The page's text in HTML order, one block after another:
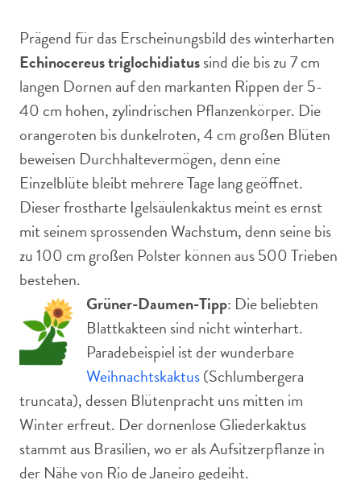
Prägend für das Erscheinungsbild des winterharten
Echinocereus triglochidiatussind die bis zu 7 cm
langen Dornen auf den markanten Rippen der 5-
40 cm hohen, zylindrischen Pflanzenkörper. Die
orangeroten bis dunkelroten, 4 cm großen Blüten
beweisen Durchhaltevermögen, denn eine
Einzelblüte bleibt mehrere Tage lang geöffnet.
Dieser frostharte Igelsäulenkaktus meint es ernst
mit seinem sprossenden Wachstum, denn seine bis
zu 100 cm großen Polster können aus 500 Trieben
bestehen.
Grüner-Daumen-Tipp: Die beliebten
Blattkakteen sind nicht winterhart.
Paradebeispiel ist der wunderbare
Weihnachtskaktus(Schlumbergera
truncata), dessen Blütenpracht uns mitten im
Winter erfreut. Der dornenlose Gliederkaktus
stammt aus Brasilien, wo er als Aufsitzerpflanze in
der Nähe von Rio de Janeiro gedeiht.